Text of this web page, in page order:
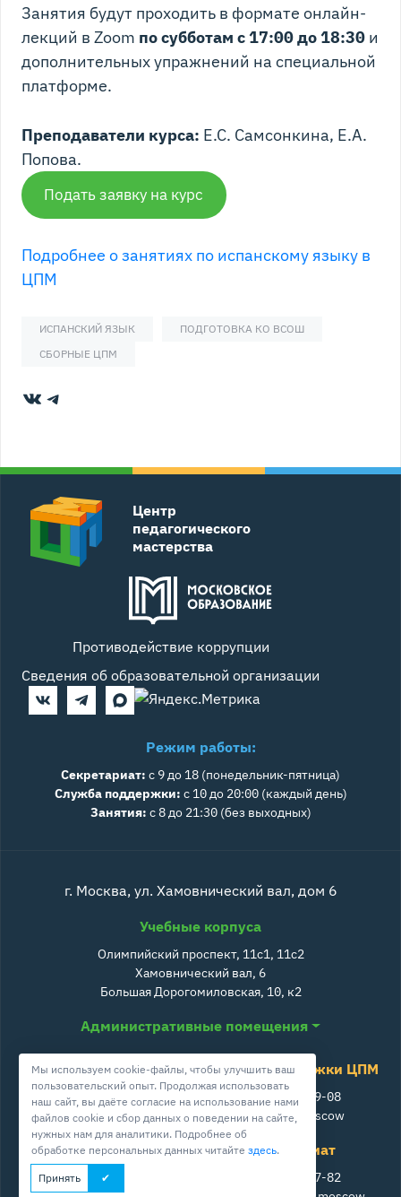
Занятия будут проходить в формате онлайн-
лекций в Zoom по субботам с 17:00 до 18:30 и
дополнительных упражнений на специальной
платформе.
Преподаватели курса: Е.С. Самсонкина, Е.А.
Попова.
Подать заявку на курс
Подробнее о занятиях по испанскому языку в
ЦПМ
ИСПАНСКИЙ ЯЗЫК
ПОДГОТОВКА КО ВСОШ
СБОРНЫЕ ЦПМ
ВКонтакте
Telegram
Центр
педагогического
мастерства
Противодействие коррупции
Сведения об образовательной организации
Режим работы:
Секретариат: с 9 до 18 (понедельник-пятница)
Служба поддержки: с 10 до 20:00 (каждый день)
Занятия: с 8 до 21:30 (без выходных)
г. Москва, ул. Хамовнический вал, дом 6
Учебные корпуса
Олимпийский проспект, 11с1, 11с2
Хамовнический вал, 6
Большая Дорогомиловская, 10, к2
Административные помещения
Служба поддержки ЦПМ
+7 800 511-39-08
info@cpm.moscow
Школа ЦПМ
+7 495 230-52-53
info@school-cpm.ru
Секретариат
+7 499 242-27-82
Мы используем cookie-файлы, чтобы улучшить ваш
пользовательский опыт. Продолжая использовать
наш сайт, вы даёте согласие на использование нами
файлов cookie и сбор данных о поведении на сайте,
нужных нам для аналитики. Подробнее об
обработке персональных данных читайте здесь.
Принять